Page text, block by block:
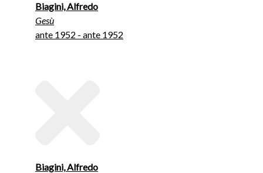
Biagini, Alfredo
Gesù
ante 1952 - ante 1952
Biagini, Alfredo